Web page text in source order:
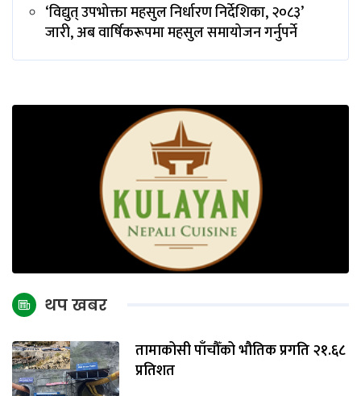
‘विद्युत् उपभोक्ता महसुल निर्धारण निर्देशिका, २०८३’
जारी, अब वार्षिकरूपमा महसुल समायोजन गर्नुपर्ने
थप खबर
तामाकोसी पाँचौँको भौतिक प्रगति २१.६८
प्रतिशत